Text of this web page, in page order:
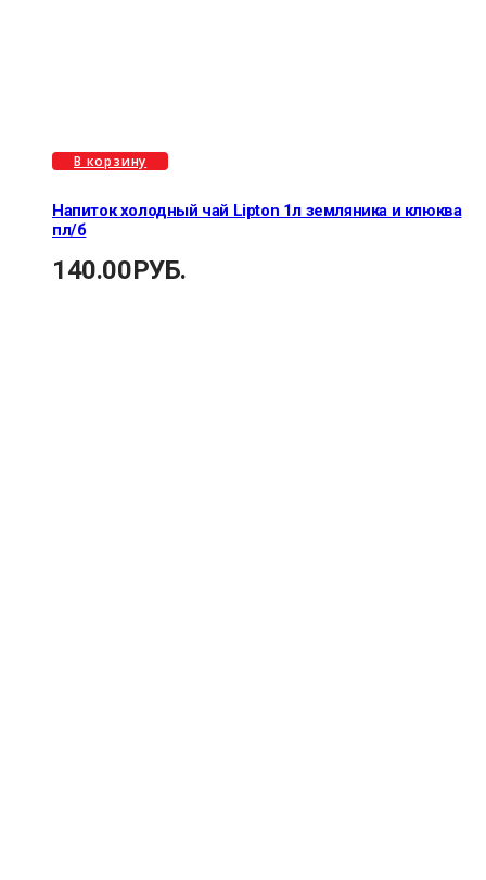
В корзину
Напиток холодный чай Lipton 1л земляника и клюква
пл/б
140.00РУБ.